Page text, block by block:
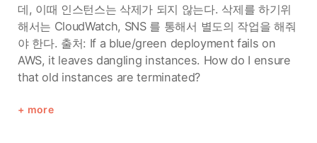
데, 이때 인스턴스는 삭제가 되지 않는다. 삭제를 하기위
해서는 CloudWatch, SNS 를 통해서 별도의 작업을 해줘
야 한다. 출처: If a blue/green deployment fails on
AWS, it leaves dangling instances. How do I ensure
that old instances are terminated?
more